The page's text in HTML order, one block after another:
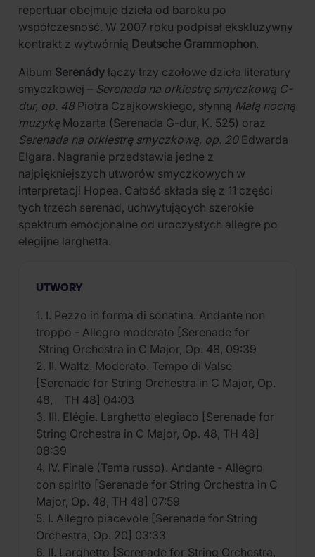
repertuar obejmuje dzieła od baroku po
współczesność. W 2007 roku podpisał ekskluzywny
kontrakt z wytwórnią Deutsche Grammophon.
Album Serenády łączy trzy czołowe dzieła literatury
smyczkowej – Serenada na orkiestrę smyczkową C-
dur, op. 48Piotra Czajkowskiego, słynną Małą nocną
muzykęMozarta (Serenada G-dur, K. 525) oraz
Serenada na orkiestrę smyczkową, op. 20Edwarda
Elgara. Nagranie przedstawia jedne z
najpiękniejszych utworów smyczkowych w
interpretacji Hopea. Całość składa się z 11 części
tych trzech serenad, uchwytujących szerokie
spektrum emocjonalne od uroczystych allegre po
elegijne larghetta.
UTWORY
1. I. Pezzo in forma di sonatina. Andante non
troppo - Allegro moderato [Serenade for
String Orchestra in C Major, Op. 48, 09:39
2. II. Waltz. Moderato. Tempo di Valse
[Serenade for String Orchestra in C Major, Op.
48, TH 48] 04:03
3. III. Elégie. Larghetto elegiaco [Serenade for
String Orchestra in C Major, Op. 48, TH 48]
08:39
4. IV. Finale (Tema russo). Andante - Allegro
con spirito [Serenade for String Orchestra in C
Major, Op. 48, TH 48] 07:59
5. I. Allegro piacevole [Serenade for String
Orchestra, Op. 20] 03:33
6. II. Larghetto [Serenade for String Orchestra,